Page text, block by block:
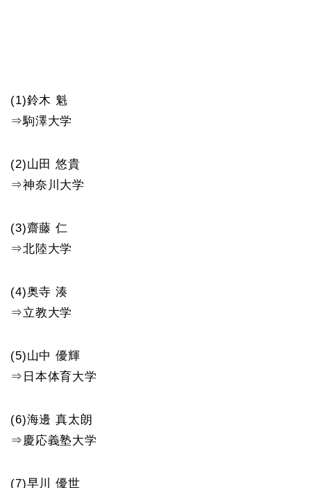
(1)鈴木 魁
⇒駒澤大学
(2)山田 悠貴
⇒神奈川大学
(3)齋藤 仁
⇒北陸大学
(4)奥寺 湊
⇒立教大学
(5)山中 優輝
⇒日本体育大学
(6)海邊 真太朗
⇒慶応義塾大学
(7)早川 優世